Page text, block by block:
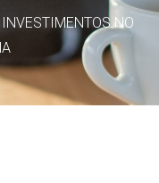
INVESTIMENTOS NO